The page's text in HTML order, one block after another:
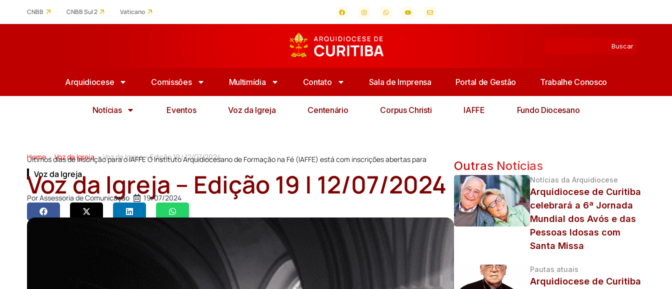
CNBB CNBB Sul 2 Vaticano
Arquidiocese Comissões Multimídia Contato Sala de Imprensa Portal de Gestão Trabalhe Conosco
Notícias Eventos Voz da Igreja Centenário Corpus Christi IAFFE Fundo Diocesano
Home > Voz da Igreja > Voz da Igreja – Edição 19 | 12/07/2024
Últimos dias de inscrição para o IAFFE O Instituto Arquidiocesano de Formação na Fé (IAFFE) está com inscrições abertas para
Voz da Igreja
Voz da Igreja – Edição 19 | 12/07/2024
PorAssessoria de Comunicação 19/07/2024
Outras Notícias
Notícias da Arquidiocese
Arquidiocese de Curitiba
celebrará a 6ª Jornada
Mundial dos Avós e das
Pessoas Idosas com
Santa Missa
Pautas atuais
Arquidiocese de Curitiba